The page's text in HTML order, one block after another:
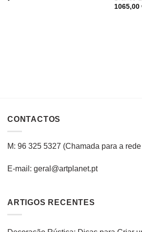
1065,00
CONTACTOS
M: 96 325 5327 (Chamada para a rede
E-mail: geral@artplanet.pt
ARTIGOS RECENTES